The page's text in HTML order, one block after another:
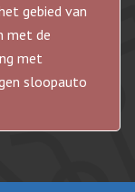
gebied van
met de
met
sloopauto